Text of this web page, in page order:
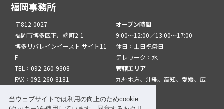
当ウェブサイトでは利用の向上のためcookie
福岡事務所
〒812-0027
福岡市博多区下川端町2-1
博多リバレインイースト サイト11
F
TEL：092-260-9308
FAX：092-260-8181
オープン時間
9:00～12:00／13:00～17:00
休日：土日祝祭日
テレワーク：水
管轄エリア
九州地方、沖縄、高知、愛媛、広